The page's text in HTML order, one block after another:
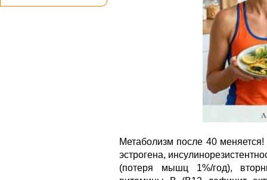
Метаболизм после 40 меняется!
эстрогена,
(потеря мышц 1%/год),